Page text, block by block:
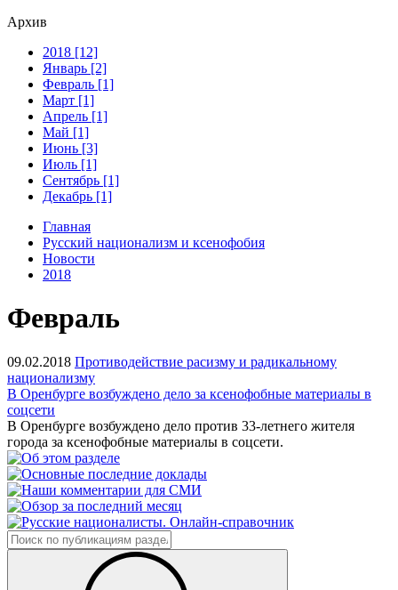
Архив
2018 [12]
Январь [2]
Февраль [1]
Март [1]
Апрель [1]
Май [1]
Июнь [3]
Июль [1]
Сентябрь [1]
Декабрь [1]
Главная
Русский национализм и ксенофобия
Новости
2018
Февраль
09.02.2018 Противодействие расизму и радикальному
национализму
В Оренбурге возбуждено дело за ксенофобные материалы в
соцсети
В Оренбурге возбуждено дело против 33-летнего жителя
города за ксенофобные материалы в соцсети.